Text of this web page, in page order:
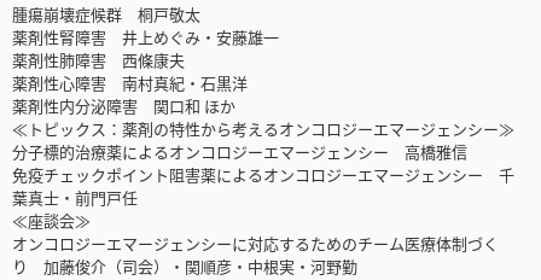
腫瘍崩壊症候群 桐戸敬太
薬剤性腎障害 井上めぐみ・安藤雄一
薬剤性肺障害 西條康夫
薬剤性心障害 南村真紀・石黒洋
薬剤性内分泌障害 関口和 ほか
≪トピックス：薬剤の特性から考えるオンコロジーエマージェンシー≫
分子標的治療薬によるオンコロジーエマージェンシー 高橋雅信
免疫チェックポイント阻害薬によるオンコロジーエマージェンシー 千
葉真士・前門戸任
≪座談会≫
オンコロジーエマージェンシーに対応するためのチーム医療体制づく
り 加藤俊介（司会）・関順彦・中根実・河野勤